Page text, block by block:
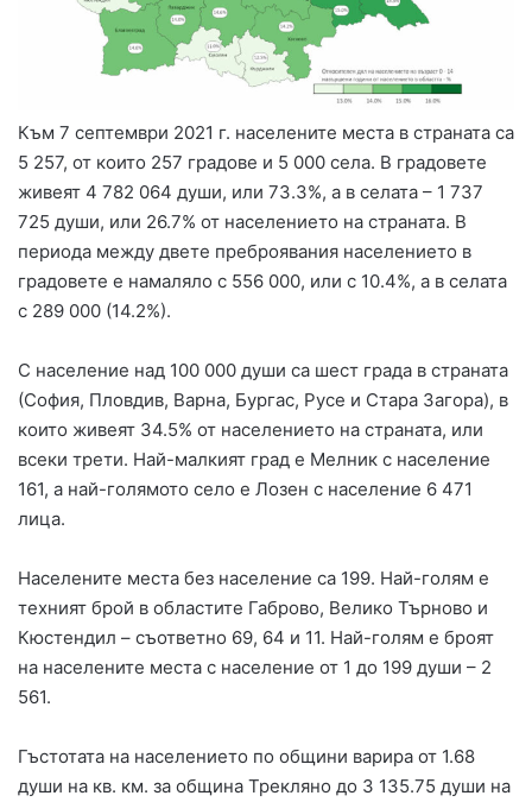
Към 7 септември 2021 г. населените места в страната са
5 257, от които 257 градове и 5 000 села. В градовете
живеят 4 782 064 души, или 73.3%, а в селата – 1 737
725 души, или 26.7% от населението на страната. В
периода между двете преброявания населението в
градовете е намаляло с 556 000, или с 10.4%, а в селата
с 289 000 (14.2%).
С население над 100 000 души са шест града в страната
(София, Пловдив, Варна, Бургас, Русе и Стара Загора), в
които живеят 34.5% от населението на страната, или
всеки трети. Най-малкият град е Мелник с население
161, а най-голямото село е Лозен с население 6 471
лица.
Населените места без население са 199. Най-голям е
техният брой в областите Габрово, Велико Търново и
Кюстендил – съответно 69, 64 и 11. Най-голям е броят
на населените места с население от 1 до 199 души – 2
561.
Гъстотата на населението по общини варира от 1.68
души на кв. км. за община Трекляно до 3 135.75 души на